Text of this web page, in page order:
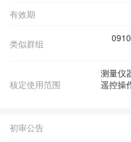
有效期
类似群组
核定使用范围
测量仪
遥控操
初审公告